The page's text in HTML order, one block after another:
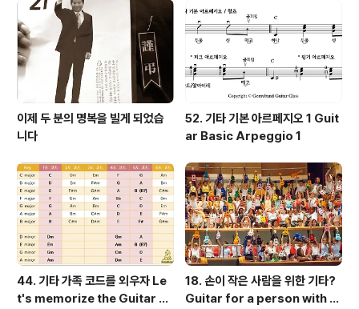
이제 두 분의 명복을 빌게 되었습
니다
52. 기타 기본 아르페지오 1 Guit
ar Basic Arpeggio 1
44. 기타 가족 코드를 외우자 Le
t's memorize the Guitar Fa
18. 손이 작은 사람을 위한 기타?
Guitar for a person with s